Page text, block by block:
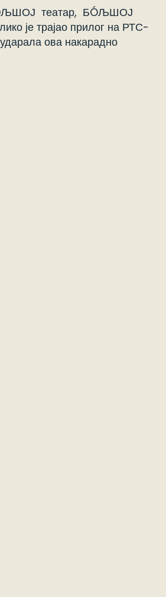
театар, БÓЉШОЈ
је трајао прилог на РТС-
ова накарадно